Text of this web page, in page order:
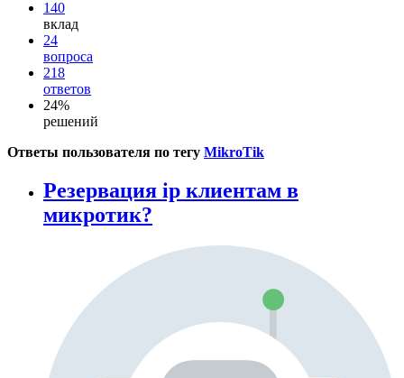
140
вклад
24
вопроса
218
ответов
24%
решений
Ответы пользователя по тегу MikroTik
Резервация ip клиентам в
микротик?